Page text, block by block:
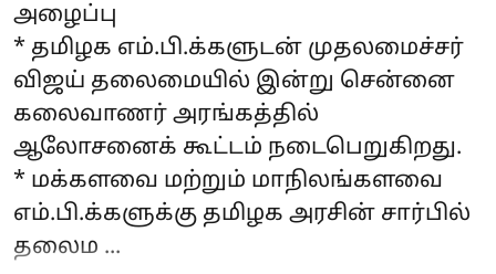
அழைப்பு
* தமிழக எம்.பி.க்களுடன் முதலமைச்சர்
விஜய் தலைமையில் இன்று சென்னை
கலைவாணர் அரங்கத்தில்
ஆலோசனைக் கூட்டம் நடைபெறுகிறது.
* மக்களவை மற்றும் மாநிலங்களவை
எம்.பி.க்களுக்கு தமிழக அரசின் சார்பில்
தலைம ...